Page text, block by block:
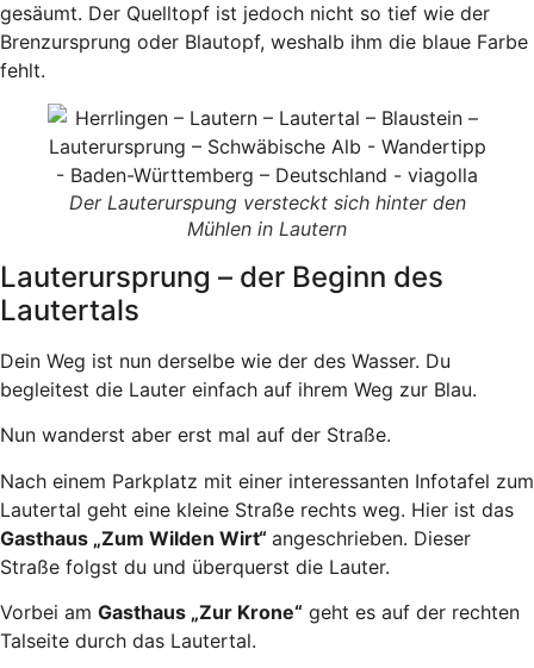
gesäumt. Der Quelltopf ist jedoch nicht so tief wie der
Brenzursprung oder Blautopf, weshalb ihm die blaue Farbe
fehlt.
Der Lauterurspung versteckt sich hinter den
Mühlen in Lautern
Lauterursprung – der Beginn des
Lautertals
Dein Weg ist nun derselbe wie der des Wasser. Du
begleitest die Lauter einfach auf ihrem Weg zur Blau.
Nun wanderst aber erst mal auf der Straße.
Nach einem Parkplatz mit einer interessanten Infotafel zum
Lautertal geht eine kleine Straße rechts weg. Hier ist das
Gasthaus „Zum Wilden Wirt“ angeschrieben. Dieser
Straße folgst du und überquerst die Lauter.
Vorbei am Gasthaus „Zur Krone“ geht es auf der rechten
Talseite durch das Lautertal.